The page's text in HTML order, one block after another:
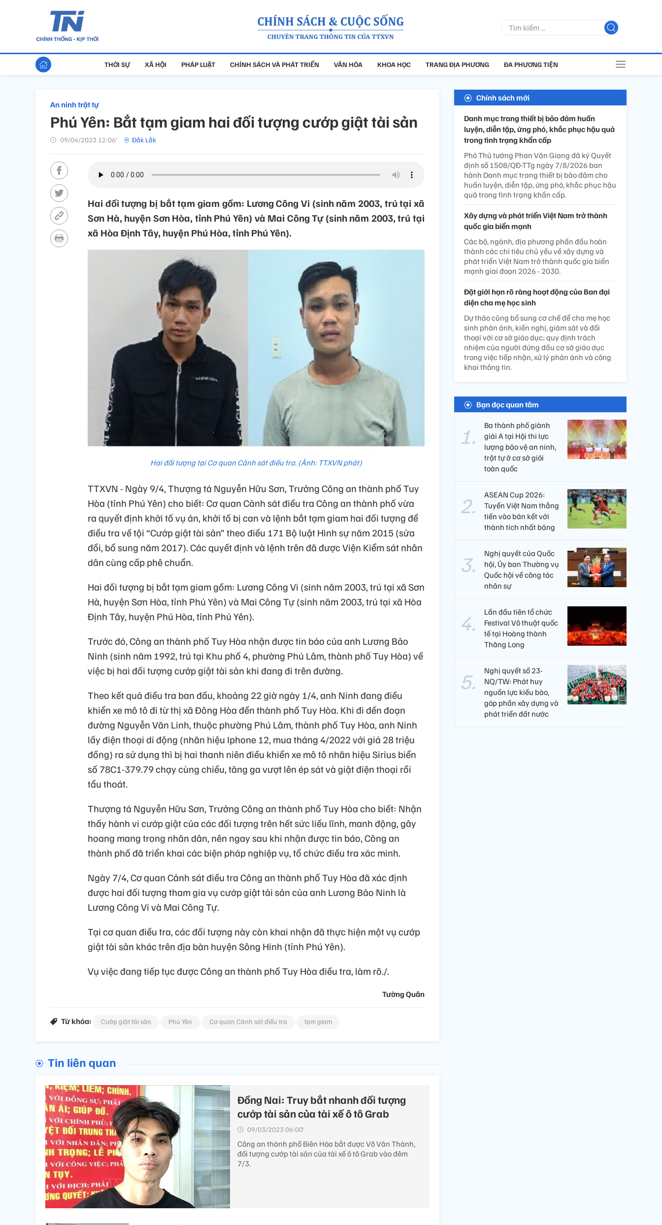
THỜI SỰ XÃ HỘI PHÁP LUẬT CHÍNH SÁCH VÀ PHÁT TRIỂN VĂN HÓA KHOA HỌC TRANG ĐỊA PHƯƠNG ĐA PHƯƠNG TIỆN
An ninh trật tự
Phú Yên: Bắt tạm giam hai đối tượng cướp giật tài sản
09/04/2023 12:06’ Đắk Lắk
Hai đối tượng bị bắt tạm giam gồm: Lương Công Vi (sinh năm 2003, trú tại xã
Sơn Hà, huyện Sơn Hòa, tỉnh Phú Yên) và Mai Công Tự (sinh năm 2003, trú tại
xã Hòa Định Tây, huyện Phú Hòa, tỉnh Phú Yên).
Hai đối tượng tại Cơ quan Cảnh sát điều tra. (Ảnh: TTXVN phát)
TTXVN - Ngày 9/4, Thượng tá Nguyễn Hữu Sơn, Trưởng Công an thành phố Tuy
Hòa (tỉnh Phú Yên) cho biết: Cơ quan Cảnh sát điều tra Công an thành phố vừa
ra quyết định khởi tố vụ án, khởi tố bị can và lệnh bắt tạm giam hai đối tượng để
điều tra về tội “Cướp giật tài sản” theo điều 171 Bộ luật Hình sự năm 2015 (sửa
đổi, bổ sung năm 2017). Các quyết định và lệnh trên đã được Viện Kiểm sát nhân
dân cùng cấp phê chuẩn.
Hai đối tượng bị bắt tạm giam gồm: Lương Công Vi (sinh năm 2003, trú tại xã Sơn
Hà, huyện Sơn Hòa, tỉnh Phú Yên) và Mai Công Tự (sinh năm 2003, trú tại xã Hòa
Định Tây, huyện Phú Hòa, tỉnh Phú Yên).
Trước đó, Công an thành phố Tuy Hòa nhận được tin báo của anh Lương Bảo
Ninh (sinh năm 1992, trú tại Khu phố 4, phường Phú Lâm, thành phố Tuy Hòa) về
việc bị hai đối tượng cướp giật tài sản khi đang đi trên đường.
Theo kết quả điều tra ban đầu, khoảng 22 giờ ngày 1/4, anh Ninh đang điều
khiển xe mô tô đi từ thị xã Đông Hòa đến thành phố Tuy Hòa. Khi đi đến đoạn
đường Nguyễn Văn Linh, thuộc phường Phú Lâm, thành phố Tuy Hòa, anh Ninh
lấy điện thoại di động (nhãn hiệu Iphone 12, mua tháng 4/2022 với giá 28 triệu
đồng) ra sử dụng thì bị hai thanh niên điều khiển xe mô tô nhãn hiệu Sirius biển
số 78C1-379.79 chạy cùng chiều, tăng ga vượt lên ép sát và giật điện thoại rồi
tẩu thoát.
Thượng tá Nguyễn Hữu Sơn, Trưởng Công an thành phố Tuy Hòa cho biết: Nhận
thấy hành vi cướp giật của các đối tượng trên hết sức liều lĩnh, manh động, gây
hoang mang trong nhân dân, nên ngay sau khi nhận được tin báo, Công an
thành phố đã triển khai các biện pháp nghiệp vụ, tổ chức điều tra xác minh.
Ngày 7/4, Cơ quan Cảnh sát điều tra Công an thành phố Tuy Hòa đã xác định
được hai đối tượng tham gia vụ cướp giật tải sản của anh Lương Bảo Ninh là
Lương Công Vi và Mai Công Tự.
Tại cơ quan điều tra, các đối tượng này còn khai nhận đã thực hiện một vụ cướp
giật tài sản khác trên địa bàn huyện Sông Hinh (tỉnh Phú Yên).
Vụ việc đang tiếp tục được Công an thành phố Tuy Hòa điều tra, làm rõ./.
Tường Quân
Từ khóa: Cướp giật tài sản Phú Yên Cơ quan Cảnh sát điều tra tạm giam
Tin liên quan
Đồng Nai: Truy bắt nhanh đối tượng
cướp tài sản của tài xế ô tô Grab
09/03/2023 06:00’
Công an thành phố Biên Hòa bắt được Võ Văn Thành,
đối tượng cướp tài sản của tài xế ô tô Grab vào đêm
7/3.
Chính sách mới
Danh mục trang thiết bị bảo đảm huấn
luyện, diễn tập, ứng phó, khắc phục hậu quả
trong tình trạng khẩn cấp
Phó Thủ tướng Phan Văn Giang đã ký Quyết
định số 1508/QĐ-TTg ngày 7/8/2026 ban
hành Danh mục trang thiết bị bảo đảm cho
huấn luyện, diễn tập, ứng phó, khắc phục hậu
quả trong tình trạng khẩn cấp.
Xây dựng và phát triển Việt Nam trở thành
quốc gia biển mạnh
Các bộ, ngành, địa phương phấn đấu hoàn
thành các chỉ tiêu chủ yếu về xây dựng và
phát triển Việt Nam trở thành quốc gia biển
mạnh giai đoạn 2026 - 2030.
Đặt giới hạn rõ ràng hoạt động của Ban đại
diện cha mẹ học sinh
Dự thảo cũng bổ sung cơ chế để cha mẹ học
sinh phản ánh, kiến nghị, giám sát và đối
thoại với cơ sở giáo dục; quy định trách
nhiệm của người đứng đầu cơ sở giáo dục
trong việc tiếp nhận, xử lý phản ánh và công
khai thông tin.
Bạn đọc quan tâm
Ba thành phố giành
giải A tại Hội thi lực
lượng bảo vệ an ninh,
trật tự ở cơ sở giỏi
toàn quốc
ASEAN Cup 2026:
Tuyển Việt Nam thẳng
tiến vào bán kết với
thành tích nhất bảng
Nghị quyết của Quốc
hội, Ủy ban Thường vụ
Quốc hội về công tác
nhân sự
Lần đầu tiên tổ chức
Festival Võ thuật quốc
tế tại Hoàng thành
Thăng Long
Nghị quyết số 23-
NQ/TW: Phát huy
nguồn lực kiều bào,
góp phần xây dựng và
phát triển đất nước